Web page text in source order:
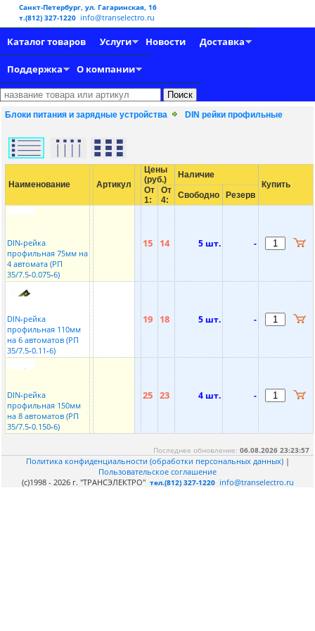
Санкт-Петербург, ул. Гагаринская, 16
т.(812) 327-1220 info@transelectro.ru
Каталог товаров Услуги Новости Доставка
Поддержка О компании
Блоки питания и зарядные устройства DIN рейки профильные
Наименование Артикул
Цены
(руб.)
Наличие
Купить
От
1:
От
4:
Свободно Резерв
DIN-рейка
профильная 75мм на
4 автомата (РП
35/7.5-0.075-6)
15 14 5 шт. -
DIN-рейка
профильная 110мм
на 6 автоматов (РП
35/7.5-0.11-6)
19 18 5 шт. -
DIN-рейка
профильная 150мм
на 8 автоматов (РП
35/7.5-0.150-6)
25 23 4 шт. -
Последнее обновление: 06.08.2026 23:23:57
Политика конфиденциальности (обработки персональных данных) |
Пользовательское соглашение
(c)1998 - 2026 г. "ТРАНСЭЛЕКТРО" тел.(812) 327-1220 info@transelectro.ru